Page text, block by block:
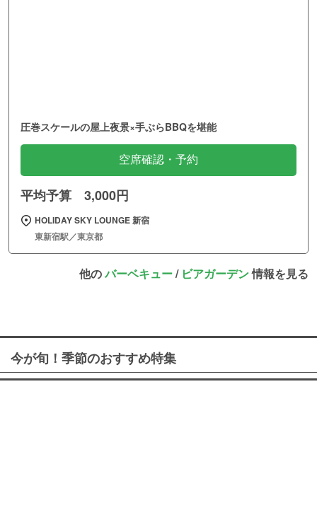
圧巻スケールの屋上夜景×手ぶらBBQを堪能
空席確認・予約
平均予算 3,000円
HOLIDAY SKY LOUNGE 新宿
東新宿駅／東京都
他のバーベキュー/ ビアガーデン情報を見る
今が旬！季節のおすすめ特集